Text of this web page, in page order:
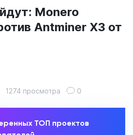
Monero
Antminer X3 от
1274 просмотра 0
ТОП проектов